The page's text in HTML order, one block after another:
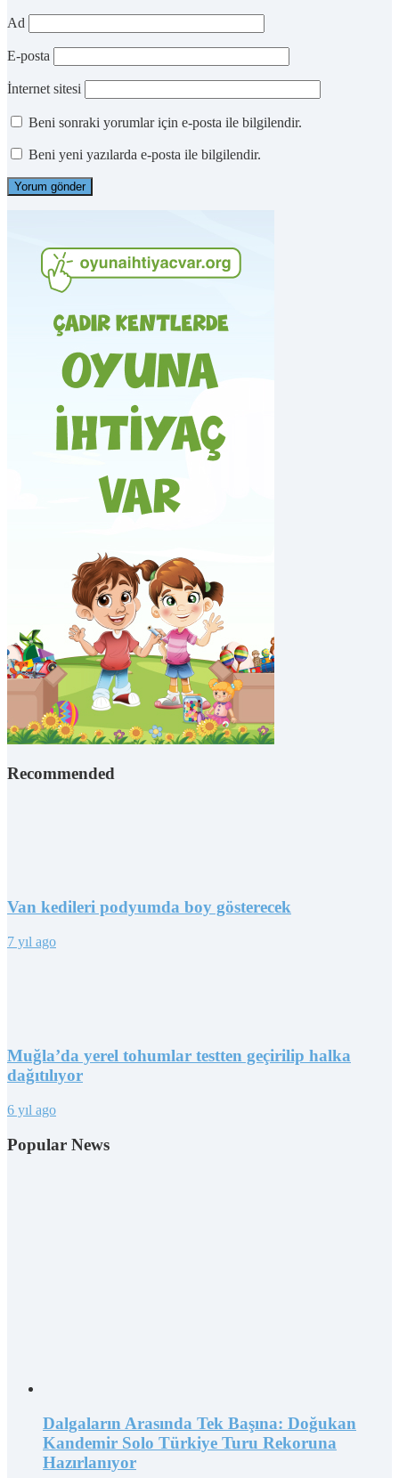
Ad
E-posta
İnternet sitesi
Beni sonraki yorumlar için e-posta ile bilgilendir.
Beni yeni yazılarda e-posta ile bilgilendir.
Recommended
Van kedileri podyumda boy gösterecek
7 yıl ago
Muğla’da yerel tohumlar testten geçirilip halka
dağıtılıyor
6 yıl ago
Popular News
Dalgaların Arasında Tek Başına: Doğukan
Kandemir Solo Türkiye Turu Rekoruna
Hazırlanıyor